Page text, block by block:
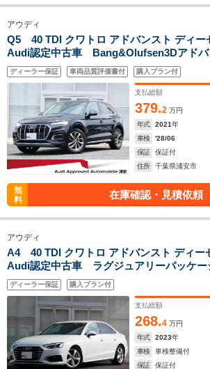
アウディ
Q5 40 TDI クワトロ アドバンスト ディ
Audi認定中古車 Bang&Olufsen3Dアドバ
テム ラグジュアリーパッケージ plusパ
ィブパネル ウォルナットブラウン 認定中
ディーラー保証 車両品質評価書付 購入プラン付
支払総額
379.2 万円
年式
2021年
車検
'28/06
保証
保証付
住所
千葉県浦安市
無
料
在庫確認・見積依頼
アウディ
A4 40 TDI クワトロ アドバンスト ディー
Audi認定中古車 ラグジュアリーパッケ
ッケージ シートヒーター(フロント / リヤ
ン バーチャルコックピット リヤビュー
保証1年
ディーラー保証 購入プラン付
支払総額
268.4 万円
年式
2023年
車検
車検整備付
保証
保証付